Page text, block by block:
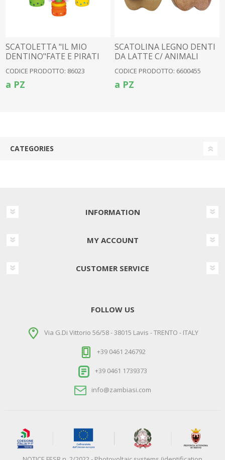
SCATOLETTA "IL MIO
DENTINO"FATE E PIRATI
CODICE PRODOTTO: 86023
a PZ
SCATOLINA LEGNO DENTI
DA LATTE C/ ANIMALI
CODICE PRODOTTO: 6600455
a PZ
CATEGORIES
INFORMATION
MY ACCOUNT
CUSTOMER SERVICE
FOLLOW US
Via G.Di Vittorio 56/58 - 38015 Lavis - TRENTO - ITALY
+39 0461 246792
+39 0461 1739373
info@zambiasi.com